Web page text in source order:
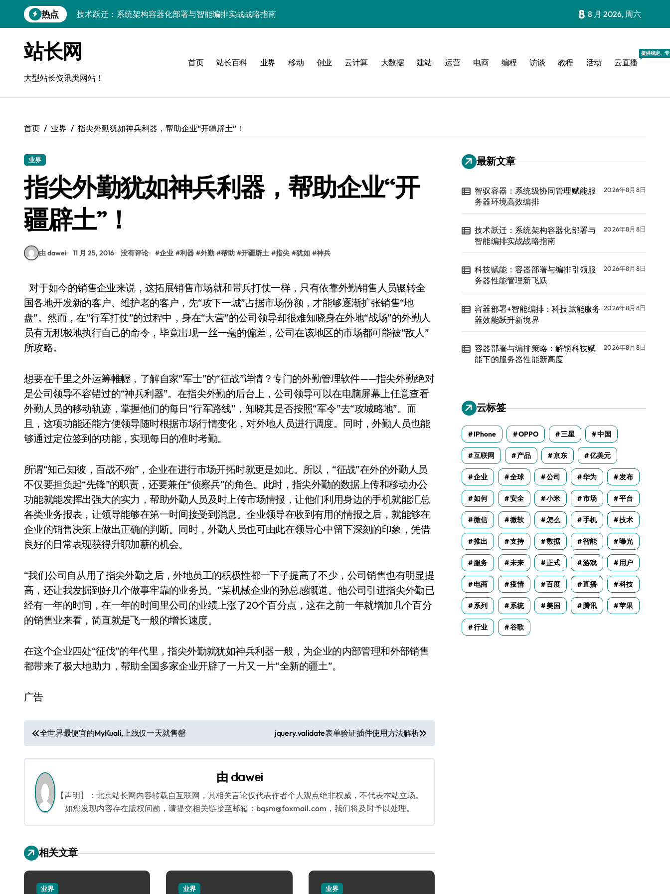
到
热点
技术跃迁：系统架构容器化部署与智能编排实战战略指南
容器部署+智能编排：科技赋能服务器效能跃升新境界
容器部署与编排策略：解锁科技赋能下的服务器性能新高度
技术赋能：重构后端架构，铸就移动互联应用极致流畅体验
移动互联应用评测：以流畅度为基，科技调控优化体验新高度
智驭容器：系统级协同管理赋能服务器环境高效编排
8 8 月 2026, 周六
站长网
大型站长资讯类网站！
首页 站长百科 业界 移动 创业 云计算 大数据 建站 运营 电商 编程 访谈 教程 活动 云直播
提供稳定、
首页 业界 指尖外勤犹如神兵利器，帮助企业“开疆辟土”！
业界
指尖外勤犹如神兵利器，帮助企业“开
疆辟土”！
由 dawei 11 月 25, 2016 没有评论 #企业 #利器 #外勤 #帮助 #开疆辟土 #指尖 #犹如 #神兵
对于如今的销售企业来说，这拓展销售市场就和带兵打仗一样，只有依靠外勤销售人员辗转全
国各地开发新的客户、维护老的客户，先“攻下一城”占据市场份额，才能够逐渐扩张销售“地
盘”。然而，在“行军打仗”的过程中，身在“大营”的公司领导却很难知晓身在外地“战场”的外勤人
员有无积极地执行自己的命令，毕竟出现一丝一毫的偏差，公司在该地区的市场都可能被“敌人”
所攻略。
想要在千里之外运筹帷幄，了解自家“军士”的“征战”详情？专门的外勤管理软件——指尖外勤绝对
是公司领导不容错过的“神兵利器”。在指尖外勤的后台上，公司领导可以在电脑屏幕上任意查看
外勤人员的移动轨迹，掌握他们的每日“行军路线”，知晓其是否按照“军令”去“攻城略地”。而
且，这项功能还能方便领导随时根据市场行情变化，对外地人员进行调度。同时，外勤人员也能
够通过定位签到的功能，实现每日的准时考勤。
所谓“知己知彼，百战不殆”，企业在进行市场开拓时就更是如此。所以，“征战”在外的外勤人员
不仅要担负起“先锋”的职责，还要兼任“侦察兵”的角色。此时，指尖外勤的数据上传和移动办公
功能就能发挥出强大的实力，帮助外勤人员及时上传市场情报，让他们利用身边的手机就能汇总
各类业务报表，让领导能够在第一时间接受到消息。企业领导在收到有用的情报之后，就能够在
企业的销售决策上做出正确的判断。同时，外勤人员也可由此在领导心中留下深刻的印象，凭借
良好的日常表现获得升职加薪的机会。
“我们公司自从用了指尖外勤之后，外地员工的积极性都一下子提高了不少，公司销售也有明显提
高，还让我发掘到好几个做事牢靠的业务员。”某机械企业的孙总感慨道。他公司引进指尖外勤已
经有一年的时间，在一年的时间里公司的业绩上涨了20个百分点，这在之前一年就增加几个百分
的销售业来看，简直就是飞一般的增长速度。
在这个企业四处“征伐”的年代里，指尖外勤就犹如神兵利器一般，为企业的内部管理和外部销售
都带来了极大地助力，帮助全国多家企业开辟了一片又一片“全新的疆土”。
广告
文
章
导
航
全世界最便宜的MyKuali,上线仅一天就售罄 jquery.validate表单验证插件使用方法解析
由 dawei
【声明】：北京站长网内容转载自互联网，其相关言论仅代表作者个人观点绝非权威，不代表本站立场。
如您发现内容存在版权问题，请提交相关链接至邮箱：bqsm@foxmail.com，我们将及时予以处理。
相关文章
业界 业界 业界
最新文章
智驭容器：系统级协同管理赋能服
务器环境高效编排
2026年8月8日
技术跃迁：系统架构容器化部署与
智能编排实战战略指南
2026年8月8日
科技赋能：容器部署与编排引领服
务器性能管理新飞跃
2026年8月8日
容器部署+智能编排：科技赋能服务
器效能跃升新境界
2026年8月8日
容器部署与编排策略：解锁科技赋
能下的服务器性能新高度
2026年8月8日
云标签
IPhone OPPO 三星 中国
互联网 产品 京东 亿美元
企业 全球 公司 华为 发布
如何 安全 小米 市场 平台
微信 微软 怎么 手机 技术
推出 支持 数据 智能 曝光
服务 未来 正式 游戏 用户
电商 疫情 百度 直播 科技
系列 系统 美国 腾讯 苹果
行业 谷歌